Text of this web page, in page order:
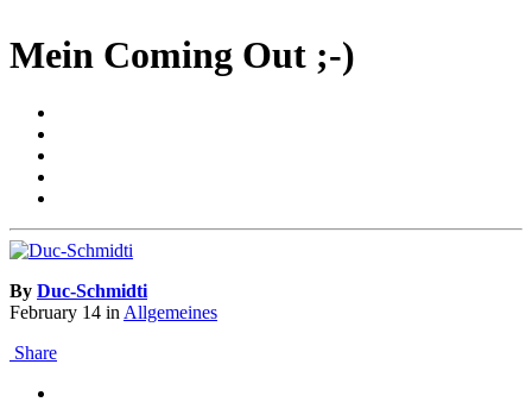
Mein Coming Out ;-)
By Duc-Schmidti
February 14 inAllgemeines
Share